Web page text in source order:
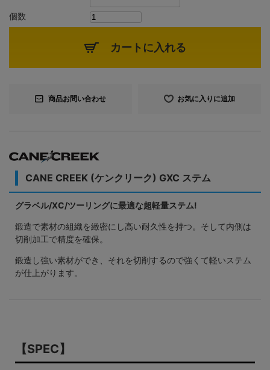
個数
カートに入れる
商品お問い合わせ お気に入りに追加
CANE CREEK (ケンクリーク) GXC ステム
グラベル/XC/ツーリングに最適な超軽量ステム!
鍛造で素材の組織を緻密にし高い耐久性を持つ。そして内側は
切削加工で精度を確保。
鍛造し強い素材ができ、それを切削するので強くて軽いステム
が仕上がります。
【SPEC】